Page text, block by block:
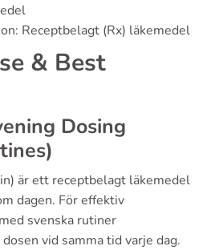
Receptbelagt (Rx) läkemedel
& Best
Dosing
är ett receptbelagt läkemedel
dagen. För effektiv
svenska rutiner
vid samma tid varje dag.